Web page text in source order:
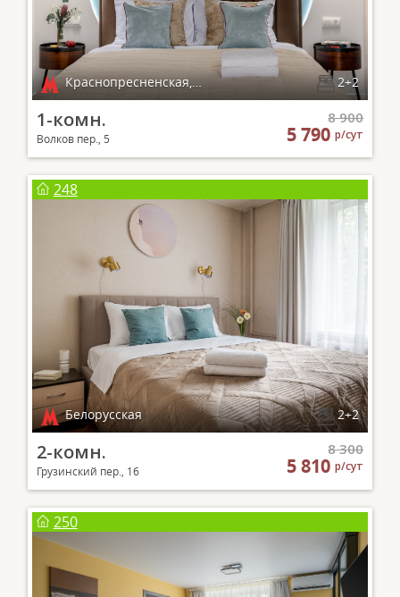
Краснопресненская, Баррикадная 2+2
1-комн.
Волков пер., 5
8 900
5 790р/сут
248
Белорусская 2+2
2-комн.
Грузинский пер., 16
8 300
5 810р/сут
250